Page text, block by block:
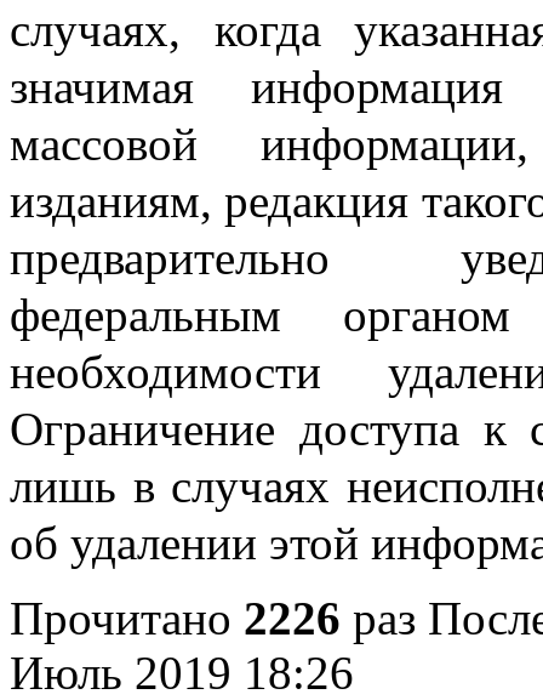
случаях, когда
значимая информация
массовой
изданиям, редакция
предварительно
федеральным
необходимости
Ограничение доступа к
лишь в случаях
об удалении этой
Прочитано 2226 раз
Июль 2019 18:26